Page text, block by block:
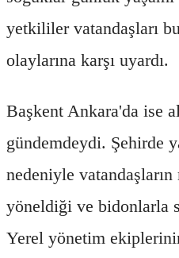
yetkililer vatandaşları
olaylarına karşı uyardı.
Başkent Ankara'da ise
gündemdeydi. Şehirde
nedeniyle
yöneldiği ve bidonlarla
Yerel yönetim